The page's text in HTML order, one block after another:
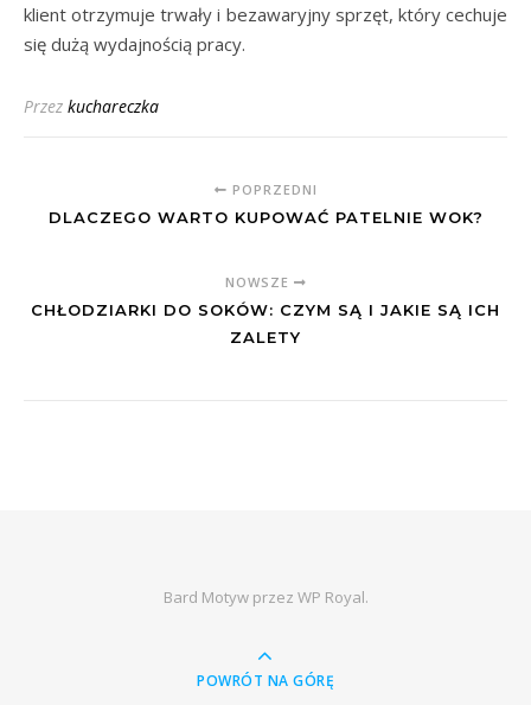
klient otrzymuje trwały i bezawaryjny sprzęt, który cechuje
się dużą wydajnością pracy.
Przez kuchareczka
POPRZEDNI
DLACZEGO WARTO KUPOWAĆ PATELNIE WOK?
NOWSZE
CHŁODZIARKI DO SOKÓW: CZYM SĄ I JAKIE SĄ ICH
ZALETY
Bard Motyw przez WP Royal.
POWRÓT NA GÓRĘ